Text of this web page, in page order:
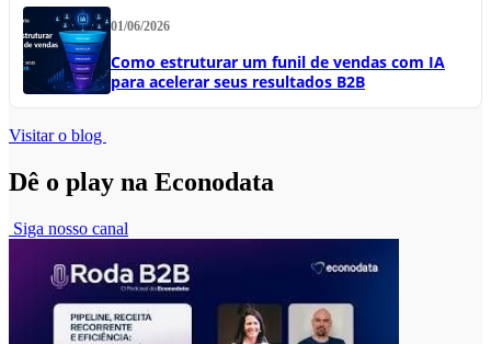
01/06/2026
Como estruturar um funil de vendas com IA
para acelerar seus resultados B2B
Visitar o blog
Dê o play na Econodata
Siga nosso canal